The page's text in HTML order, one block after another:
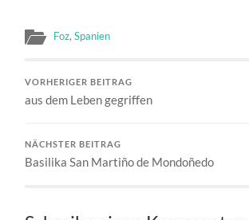
Foz,Spanien
VORHERIGER BEITRAG
aus dem Leben gegriffen
NÄCHSTER BEITRAG
Basilika San Martiño de Mondoñedo